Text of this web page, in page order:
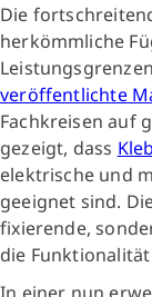
Die
herkömmliche
veröffentlichte
Fachkreisen auf
gezeigt, dass
elektrische und
geeignet sind.
fixierende,
die
In einer nun